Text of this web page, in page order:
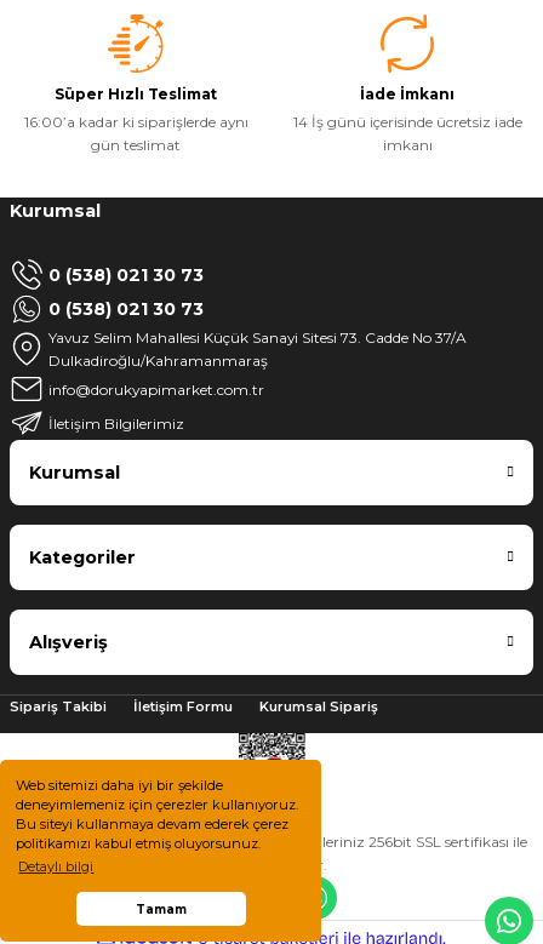
Web sitemizi daha iyi bir şekilde
deneyimlemeniz için çerezler kullanıyoruz.
Bu siteyi kullanmaya devam ederek çerez
politikamızı kabul etmiş oluyorsunuz.
Detaylı bilgi
Tamam
Süper Hızlı Teslimat
16:00’a kadar ki siparişlerde aynı
gün teslimat
İade İmkanı
14 İş günü içerisinde ücretsiz iade
imkanı
Kurumsal
0 (538) 021 30 73
0 (538) 021 30 73
Yavuz Selim Mahallesi Küçük Sanayi Sitesi 73. Cadde No 37/A
Dulkadiroğlu/Kahramanmaraş
info@dorukyapimarket.com.tr
İletişim Bilgilerimiz
Kurumsal
Kategoriler
Alışveriş
Sipariş Takibi İletişim Formu Kurumsal Sipariş
2025 © Tüm hakları saklıdır. Kredi kartı bilgileriniz 256bit SSL sertifikası ile
korunmaktadır.
e-